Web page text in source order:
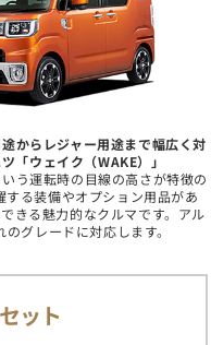
からレジャー用途まで幅広く対
「ウェイク（WAKE）」
う運転時の目線の高さが特徴の
する装備やオプション用品があ
きる魅力的なクルマです。アル
グレードに対応します。
ット